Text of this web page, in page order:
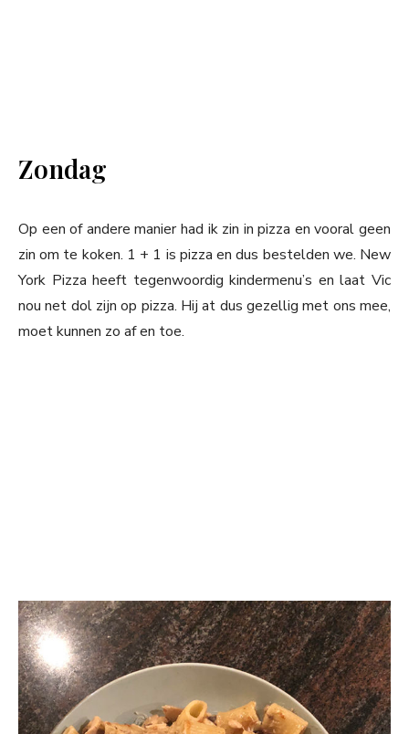
Zondag
Op een of andere manier had ik zin in pizza en vooral geen
zin om te koken. 1 + 1 is pizza en dus bestelden we. New
York Pizza heeft tegenwoordig kindermenu’s en laat Vic
nou net dol zijn op pizza. Hij at dus gezellig met ons mee,
moet kunnen zo af en toe.